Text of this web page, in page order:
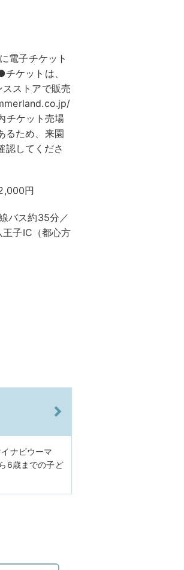
電子チケット
ケットは、
ストアで販売
チケット売場
るため、来園
してくださ
円
バス約35分／
子IC（都心方
ナビウーマ
6歳までの子ど